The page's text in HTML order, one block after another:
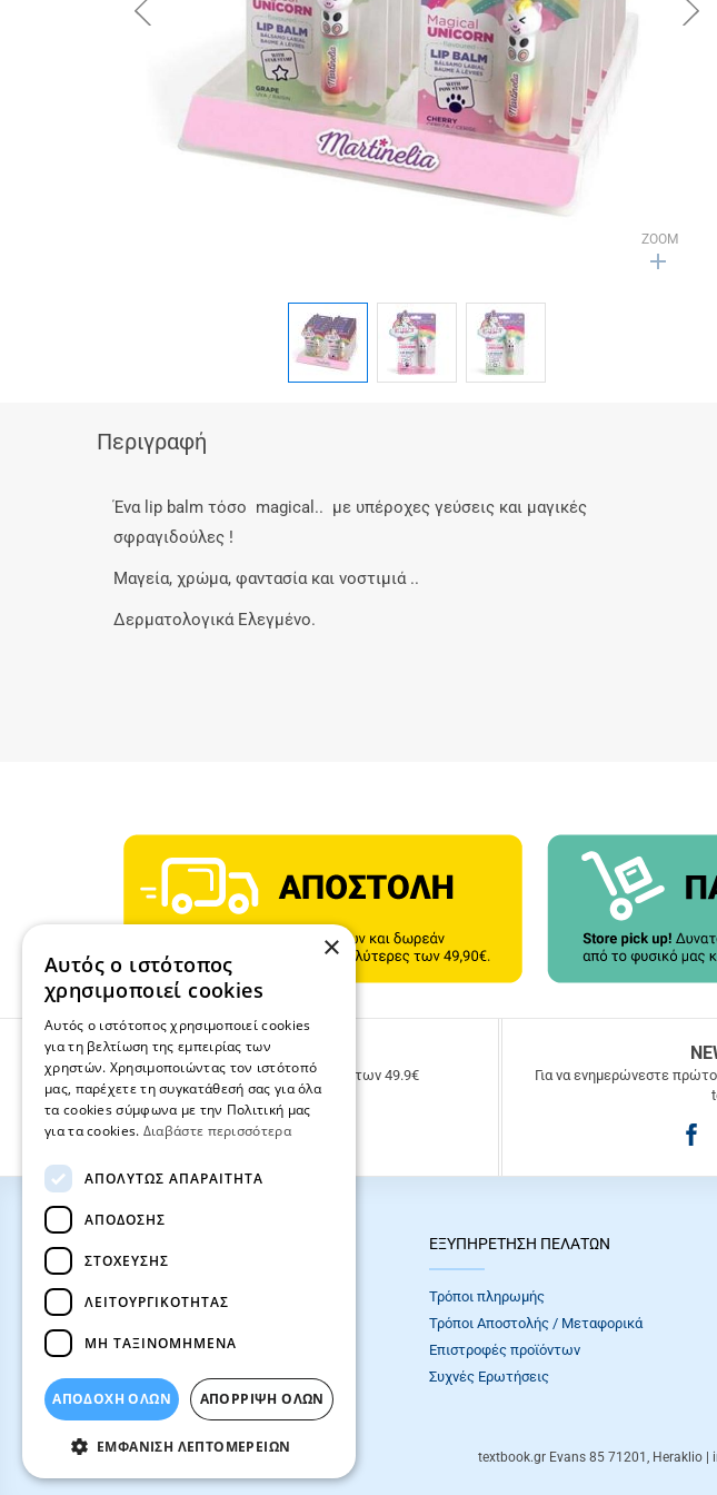
ZOOM
button.prev
Περιγραφή
Ένα lip balm τόσο magical.. με υπέροχες γεύσεις και μαγικές
σφραγιδούλες !
Μαγεία, χρώμα, φαντασία και νοστιμιά ..
Δερματολογικά Ελεγμένο.
ΔΩΡΕΑΝ ΜΕΤΑΦΟΡΙΚΑ
Δωρεάν μεταφορικά για παραγγελίες άνω των 49.9€
Για να ενημερώνεστε
ΣΧΟΛΙΚΕΣ ΤΣΑΝΤΕΣ
ΕΞΥΠΗΡΕΤΗΣΗ ΠΕΛΑΤΩΝ
Τρόποι πληρωμής
Τρόποι Αποστολής / Μεταφορικά
Επιστροφές προϊόντων
Συχνές Eρωτήσεις
textbook.gr Evans 85 71201 , Heraklio
×
Αυτός ο ιστότοπος
χρησιμοποιεί cookies
Αυτός ο ιστότοπος χρησιμοποιεί cookies
για τη βελτίωση της εμπειρίας των
χρηστών. Χρησιμοποιώντας τον ιστότοπό
μας, παρέχετε τη συγκατάθεσή σας για όλα
τα cookies σύμφωνα με την Πολιτική μας
για τα cookies. Διαβάστε περισσότερα
ΑΠΟΛΎΤΩΣ ΑΠΑΡΑΊΤΗΤΑ
ΑΠΌΔΟΣΗΣ
ΣΤΌΧΕΥΣΗΣ
ΛΕΙΤΟΥΡΓΙΚΌΤΗΤΑΣ
ΜΗ ΤΑΞΙΝΟΜΗΜΈΝΑ
ΑΠΟΔΟΧΗ ΟΛΩΝ ΑΠΌΡΡΙΨΗ ΌΛΩΝ
ΕΜΦΆΝΙΣΗ ΛΕΠΤΟΜΕΡΕΙΏΝ